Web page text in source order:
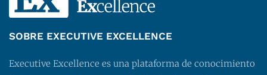
SOBRE EXECUTIVE EXCELLENCE
Executive Excellence es una plataforma de conocimiento